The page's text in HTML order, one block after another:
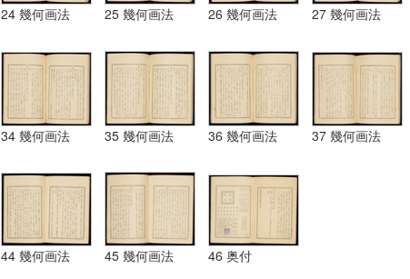
24 幾何画法 25 幾何画法 26 幾何画法 27 幾何画法
34 幾何画法 35 幾何画法 36 幾何画法 37 幾何画法
44 幾何画法 45 幾何画法 46 奥付